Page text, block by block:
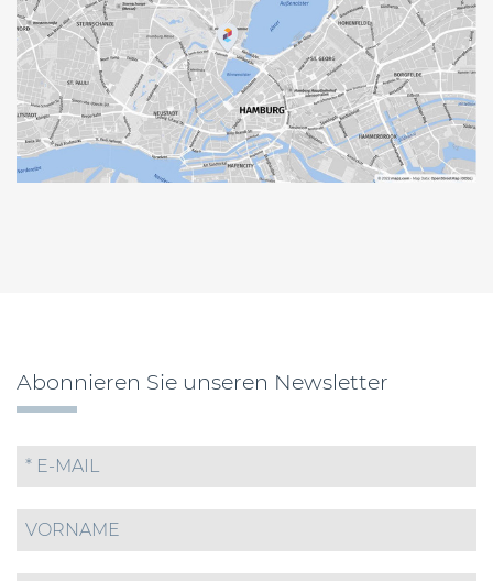
Abonnieren Sie unseren Newsletter